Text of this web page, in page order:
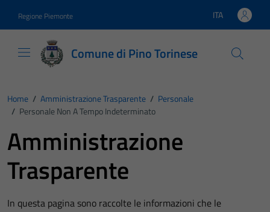
Regione Piemonte Lingua attiva:
ITA
Comune di Pino Torinese
Home / Amministrazione Trasparente / Personale
/ Personale Non A Tempo Indeterminato
Amministrazione
Trasparente
In questa pagina sono raccolte le informazioni che le